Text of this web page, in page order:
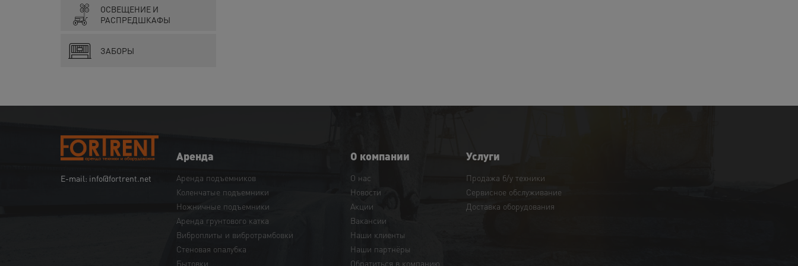
ОСВЕЩЕНИЕ И
РАСПРЕДШКАФЫ
ЗАБОРЫ
E-mail: info@fortrent.net
Аренда
Аренда подъемников
Коленчатые подъемники
Ножничные подъемники
Аренда грунтового катка
Виброплиты и вибротрамбовки
Cтеновая опалубка
Бытовки
О компании
О нас
Новости
Акции
Вакансии
Наши клиенты
Наши партнёры
Обратиться в компанию
Услуги
Продажа б/у техники
Сервисное обслуживание
Доставка оборудования